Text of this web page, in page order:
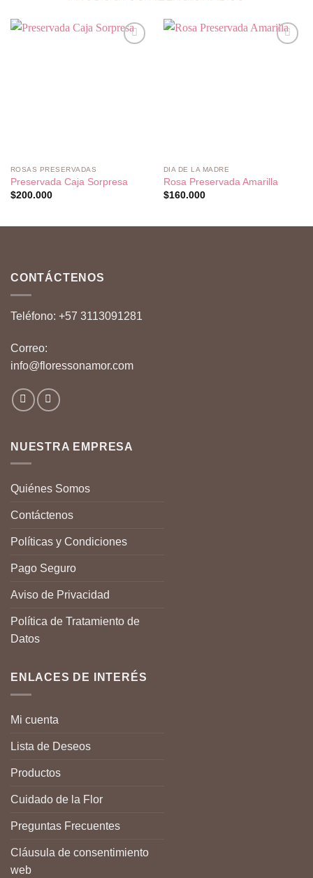
ROSAS PRESERVADAS
Preservada Caja Sorpresa
$200.000
DIA DE LA MADRE
Rosa Preservada Amarilla
$160.000
CONTÁCTENOS
Teléfono: +57 3113091281
Correo:
info@floressonamor.com
NUESTRA EMPRESA
Quiénes Somos
Contáctenos
Políticas y Condiciones
Pago Seguro
Aviso de Privacidad
Política de Tratamiento de
Datos
ENLACES DE INTERÉS
Mi cuenta
Lista de Deseos
Productos
Cuidado de la Flor
Preguntas Frecuentes
Cláusula de consentimiento
web